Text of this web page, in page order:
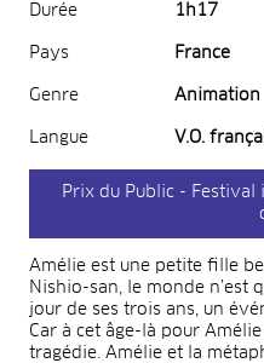
Durée 1h17
Pays France
Genre Animation
Langue V.O.
Prix du Public -
Amélie est une petite fille
Nishio-san, le monde n’est
jour de ses trois ans, un
Car à cet âge-là pour
tragédie. Amélie et la